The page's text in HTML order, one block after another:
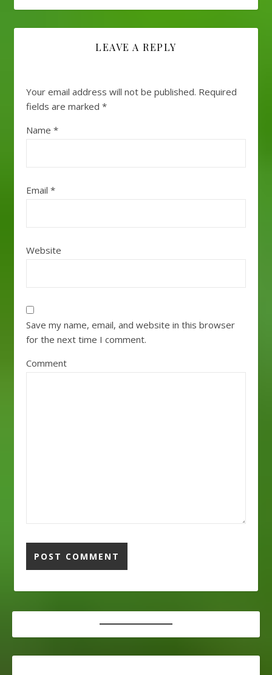
LEAVE A REPLY
Your email address will not be published. Required
fields are marked *
Name *
Email *
Website
Save my name, email, and website in this browser
for the next time I comment.
Comment